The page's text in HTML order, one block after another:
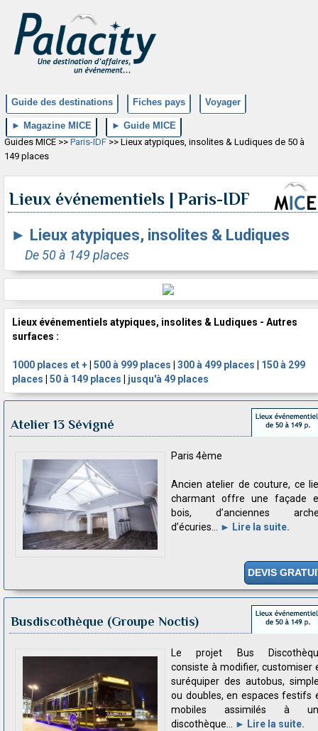
Guide des destinations Fiches pays Voyager
► Magazine MICE
► Guide MICE
Guides MICE >> Paris-IDF >> Lieux atypiques, insolites & Ludiques de 50 à
149 places
Lieux événementiels | Paris-IDF
► Lieux atypiques, insolites & Ludiques
De 50 à 149 places
Lieux événementiels atypiques, insolites & Ludiques - Autres
surfaces :
1000 places et + 500 à 999 places 300 à 499 places
150 à 299
places
50 à 149 places jusqu'à 49 places
Atelier 13 Sévigné
Paris 4ème
Ancien atelier de couture, ce
charmant offre une façade
bois, d’anciennes
d’écuries...
► Lire la suite.
DEVIS
Busdiscothèque (Groupe Noctis)
Le projet Bus
consiste à modifier, customiser
suréquiper des autobus,
ou doubles, en espaces festifs
mobiles assimilés à
discothèque...
► Lire la suite.